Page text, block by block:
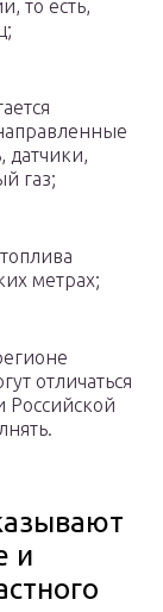
то есть,
датчики,
газ;
метрах;
отличаться
Российской
и